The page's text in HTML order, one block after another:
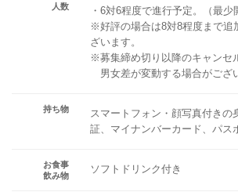
人数
・6対6程度で進行予定。（最少
※好評の場合は8対8程度まで追
ざいます。
※募集締め切り以降のキャンセ
男女差が変動する場合がござ
持ち物
スマートフォン・顔写真付きの
証、マイナンバーカード、パス
お食事
飲み物
ソフトドリンク付き